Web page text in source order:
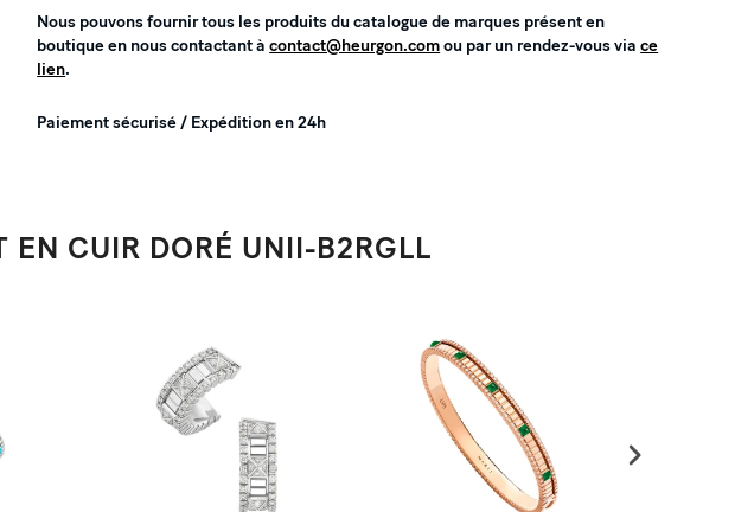
Nous pouvons fournir tous les produits du catalogue de marques présent en
boutique en nous contactant àcontact@heurgon.comou par un rendez-vous viace
lien.
Paiement sécurisé / Expédition en 24h
EN CUIR DORÉ UNII-B2RGLL